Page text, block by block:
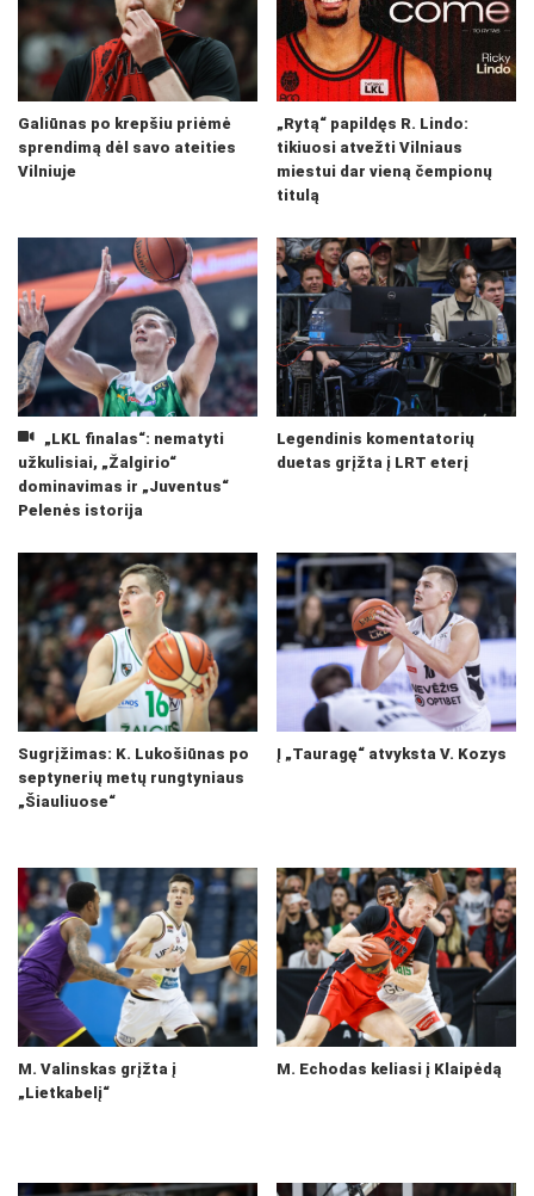
Galiūnas po krepšiu priėmė
sprendimą dėl savo ateities
Vilniuje
„Rytą“ papildęs R. Lindo:
tikiuosi atvežti Vilniaus
miestui dar vieną čempionų
titulą
„LKL finalas“: nematyti
užkulisiai, „Žalgirio“
dominavimas ir „Juventus“
Pelenės istorija
Legendinis komentatorių
duetas grįžta į LRT eterį
Sugrįžimas: K. Lukošiūnas po
septynerių metų rungtyniaus
„Šiauliuose“
Į „Tauragę“ atvyksta V. Kozys
M. Valinskas grįžta į
„Lietkabelį“
M. Echodas keliasi į Klaipėdą